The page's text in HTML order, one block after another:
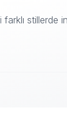
stillerde